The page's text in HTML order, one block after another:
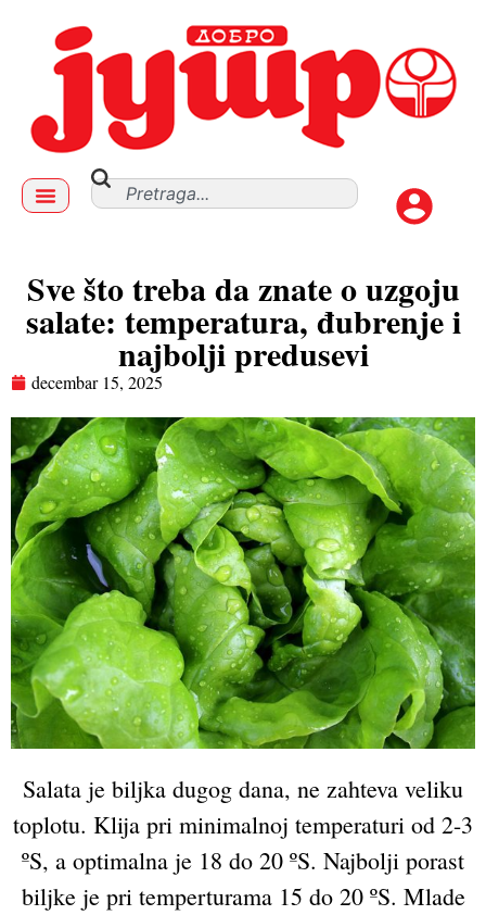
Sve što treba da znate o uzgoju
salate: temperatura, đubrenje i
najbolji predusevi
decembar 15, 2025
Salata je biljka dugog dana, ne zahteva veliku
toplotu. Klija pri minimalnoj temperaturi od 2-3
ºS, a optimalna je 18 do 20 ºS. Najbolji porast
biljke je pri temperturama 15 do 20 ºS. Mlade